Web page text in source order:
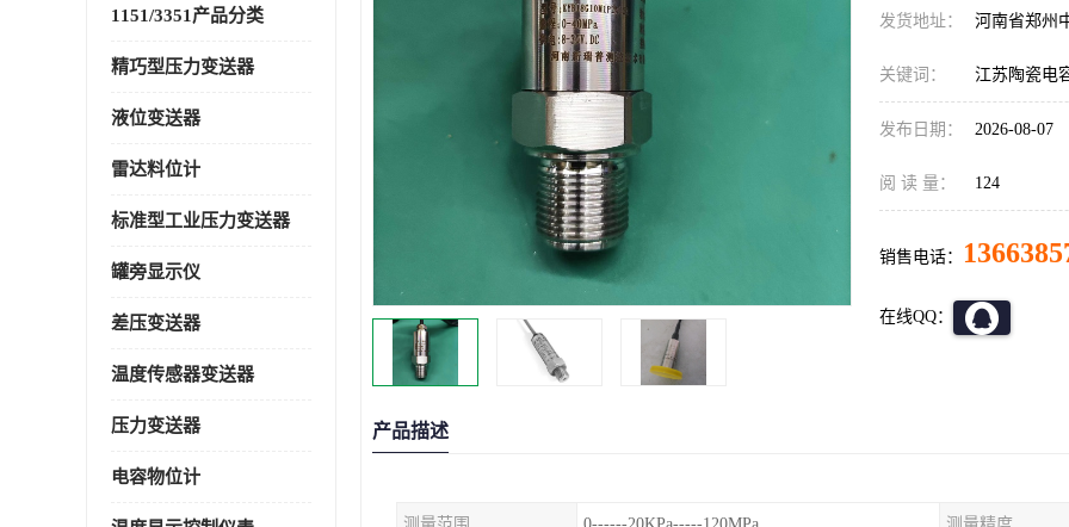
1151/3351产品分类
精巧型压力变送器
液位变送器
雷达料位计
标准型工业压力变送器
罐旁显示仪
差压变送器
温度传感器变送器
压力变送器
电容物位计
发货地址： 河南省郑州
关键词： 江苏陶瓷电
发布日期： 2026-08-07
阅 读 量： 124
销售电话：
在线QQ：
产品描述